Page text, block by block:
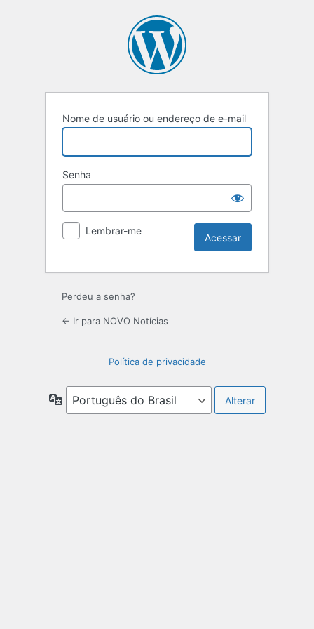
Nome de usuário ou endereço de e-mail
Senha
Lembrar-me
Perdeu a senha?
← Ir para NOVO Notícias
Política de privacidade
Idioma